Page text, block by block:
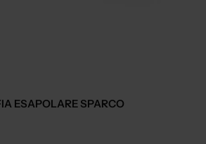
ESAPOLARE SPARCO